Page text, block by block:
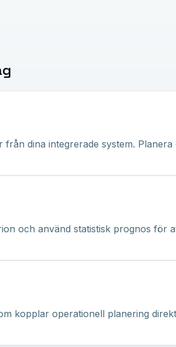
dina integrerade system.
och använd statistisk prognos för
kopplar operationell planering